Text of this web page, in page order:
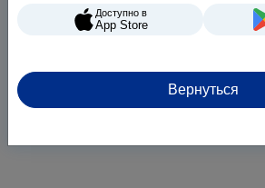
Доступно в
App Store
Вернуться